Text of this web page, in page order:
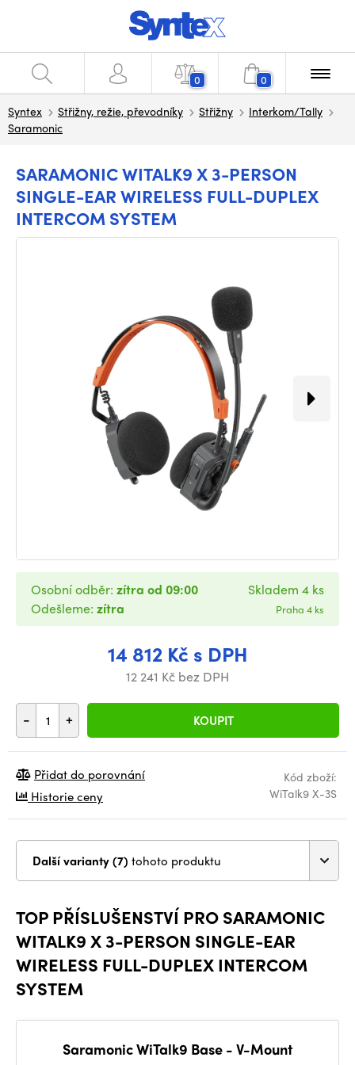
0 0
Syntex Střižny, režie, převodníky Střižny
Interkom/Tally
Saramonic
SARAMONIC WITALK9 X 3-PERSON
SINGLE-EAR WIRELESS FULL-DUPLEX
INTERCOM SYSTEM
14 812 Kč s DPH
12 241 Kč bez DPH
- + KOUPIT
Osobní odběr: zítra od 09:00
Odešleme: zítra
Skladem 4 ks
Praha 4 ks
Kód zboží:
WiTalk9 X-3S
Přidat do porovnání
Historie ceny
Další varianty (7) tohoto produktu
TOP PŘÍSLUŠENSTVÍ PRO SARAMONIC
WITALK9 X 3-PERSON SINGLE-EAR
WIRELESS FULL-DUPLEX INTERCOM
SYSTEM
Saramonic WiTalk9 Base - V-Mount